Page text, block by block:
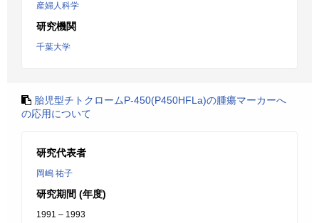
産婦人科学
研究機関
千葉大学
胎児型チトクロームP-450(P450HFLa)の腫瘍マーカーへ
の応用について
研究代表者
岡嶋 祐子
研究期間 (年度)
1991 – 1993